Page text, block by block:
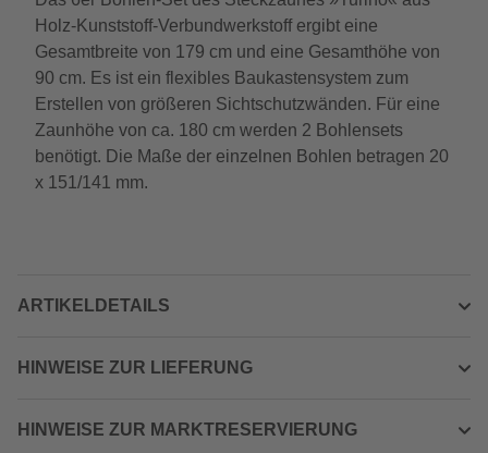
Holz-Kunststoff-Verbundwerkstoff ergibt eine
Gesamtbreite von 179 cm und eine Gesamthöhe von
90 cm. Es ist ein flexibles Baukastensystem zum
Erstellen von größeren Sichtschutzwänden. Für eine
Zaunhöhe von ca. 180 cm werden 2 Bohlensets
benötigt. Die Maße der einzelnen Bohlen betragen 20
x 151/141 mm.
ARTIKELDETAILS
HINWEISE ZUR LIEFERUNG
HINWEISE ZUR MARKTRESERVIERUNG